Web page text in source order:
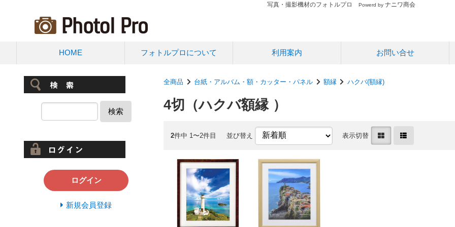
写真・撮影機材のフォトルプロ Powerd by ナニワ商会
HOME フォトルプロについて 利用案内 お問い合せ
全商品 台紙・アルバム・額・カッター・パネル 額縁 ハクバ(額縁)
4切（ハクバ額縁 ）
2件中 1〜2件目 並び替え 表示切替
検索
ログイン
新規会員登録